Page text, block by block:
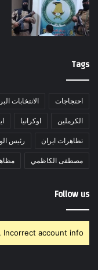
Tags
احتجاجات الانتخابات
الكرملين اوكرانيا
تظاهرات ايران رئيس
مصطفى الكاظمي
Follow us
Incorrect account info.